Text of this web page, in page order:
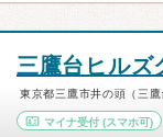
三鷹台ヒルズ
東京都三鷹市井の頭（三鷹
マイナ受付 (スマホ可)